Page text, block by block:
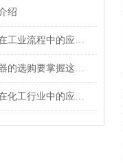
绍
手动上展式放料阀在工业流程中的应用与效率提升
多回转式电动执行器的选购要掌握这些内容
电动法兰塑料球阀在化工行业中的应用与性能分析